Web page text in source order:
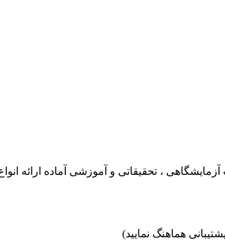
، تحقیقاتی و آموزشی آماده ارائه